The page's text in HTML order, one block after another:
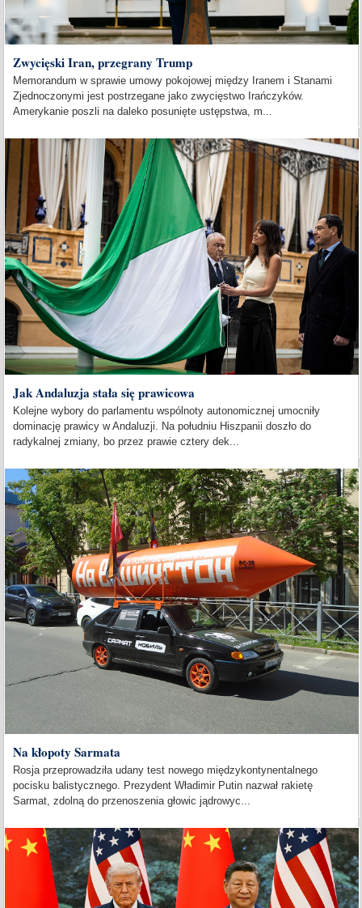
Zwycięski Iran, przegrany Trump
Memorandum w sprawie umowy pokojowej między Iranem i Stanami
Zjednoczonymi jest postrzegane jako zwycięstwo Irańczyków.
Amerykanie poszli na daleko posunięte ustępstwa, m...
Jak Andaluzja stała się prawicowa
Kolejne wybory do parlamentu wspólnoty autonomicznej umocniły
dominację prawicy w Andaluzji. Na południu Hiszpanii doszło do
radykalnej zmiany, bo przez prawie cztery dek...
Na kłopoty Sarmata
Rosja przeprowadziła udany test nowego międzykontynentalnego
pocisku balistycznego. Prezydent Władimir Putin nazwał rakietę
Sarmat, zdolną do przenoszenia głowic jądrowyc...